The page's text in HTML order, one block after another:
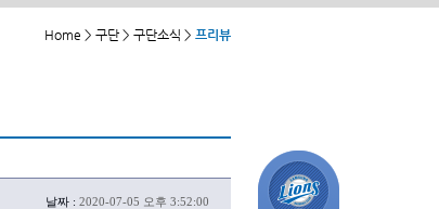
Home > 구단 > 구단소식 > 프리뷰
날짜 : 2020-07-05 오후 3:52:00